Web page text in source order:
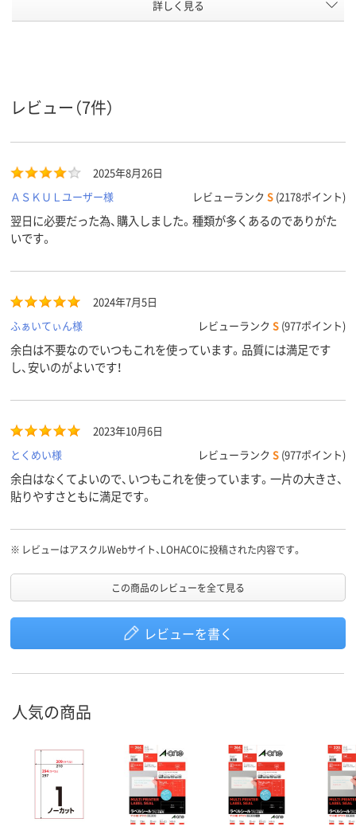
22
ンタ
インクジェットプリ
ンタ、コピー機、レー
カラーグ
ループ
ホワイト系
ラベル材
質
上質紙 上質紙 上質紙
商品環境
70 35
詳しく見る
レビュー（7件）
2025年8月26日
ＡＳＫＵＬユーザー様
レビューランク S (2178ポイント)
翌日に必要だった為、購入しました。種類が多くあるのでありがた
いです。
2024年7月5日
ふぁいてぃん様
レビューランク S (977ポイント)
余白は不要なのでいつもこれを使っています。品質には満足です
し、安いのがよいです！
2023年10月6日
とくめい様
レビューランク S (977ポイント)
余白はなくてよいので、いつもこれを使っています。一片の大きさ、
貼りやすさともに満足です。
※ レビューはアスクルWebサイト、LOHACOに投稿された内容です。
この商品のレビューを全て見る
レビューを書く
人気の商品